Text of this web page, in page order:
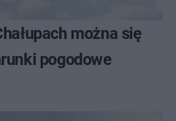
można się
pogodowe